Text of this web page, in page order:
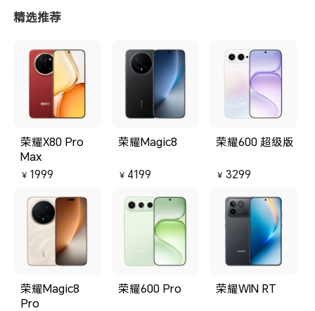
精选推荐
荣耀X80 Pro
Max
￥ 1999
荣耀Magic8
￥ 4199
荣耀600 超级版
￥ 3299
荣耀Magic8
Pro
荣耀600 Pro 荣耀WIN RT